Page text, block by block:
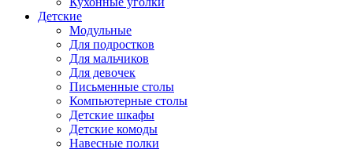
Детские
Модульные
Для подростков
Для мальчиков
Для девочек
Письменные столы
Компьютерные столы
Детские шкафы
Детские комоды
Навесные полки